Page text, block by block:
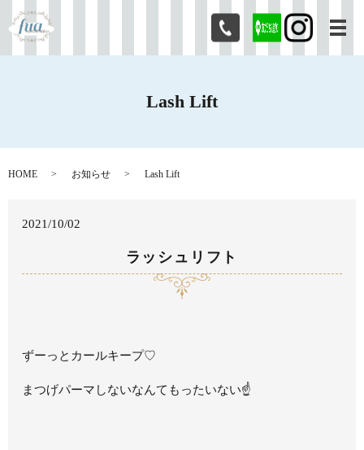
メ
Lash Lift
HOME お知らせ Lash Lift
2021/10/02
ラッシュリフト
ずーっとカールキープ♡
まつげパーマしないなんてもったいない☝